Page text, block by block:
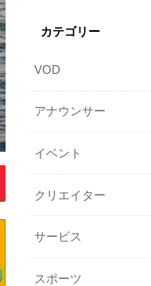
カテゴリー
VOD
アナウンサー
イベント
クリエイター
サービス
スポーツ